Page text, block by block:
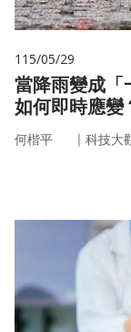
115/05/29
當降雨變成「
如何即時應變
何楷平 ｜ 科技大